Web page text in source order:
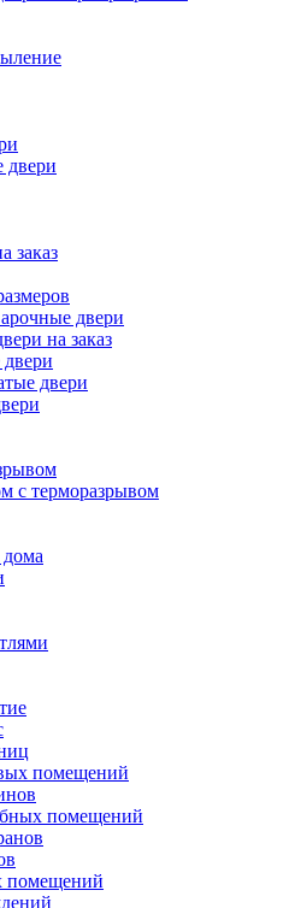
заказ
двери
на заказ
двери
с терморазрывом
дома
помещений
помещений
помещений